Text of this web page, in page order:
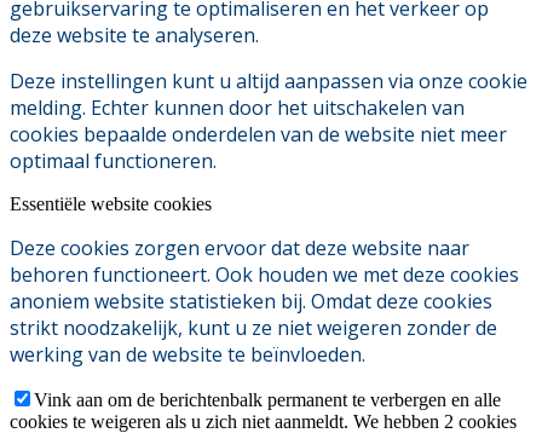
gebruikservaring te optimaliseren en het verkeer op
deze website te analyseren.
Deze instellingen kunt u altijd aanpassen via onze cookie
melding. Echter kunnen door het uitschakelen van
cookies bepaalde onderdelen van de website niet meer
optimaal functioneren.
Essentiële website cookies
Deze cookies zorgen ervoor dat deze website naar
behoren functioneert. Ook houden we met deze cookies
anoniem website statistieken bij. Omdat deze cookies
strikt noodzakelijk, kunt u ze niet weigeren zonder de
werking van de website te beïnvloeden.
Vink aan om de berichtenbalk permanent te verbergen en alle
cookies te weigeren als u zich niet aanmeldt. We hebben 2 cookies